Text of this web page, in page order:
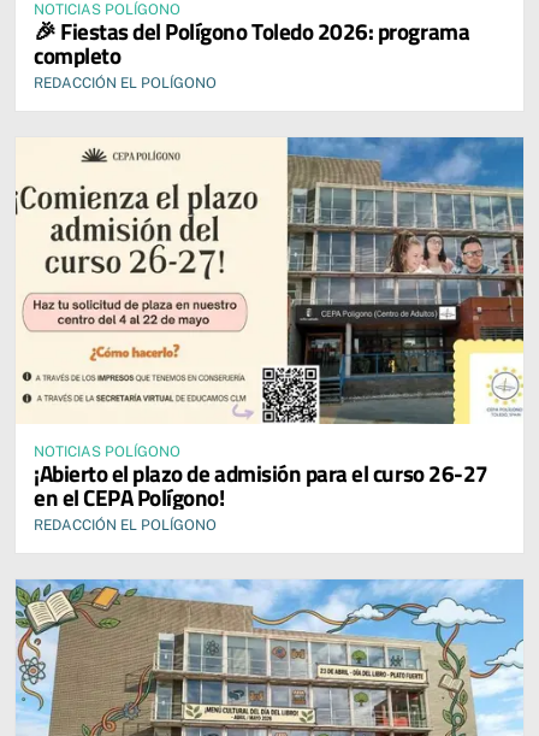
NOTICIAS POLÍGONO
🎉 Fiestas del Polígono Toledo 2026: programa
completo
REDACCIÓN EL POLÍGONO
NOTICIAS POLÍGONO
¡Abierto el plazo de admisión para el curso 26-27
en el CEPA Polígono!
REDACCIÓN EL POLÍGONO